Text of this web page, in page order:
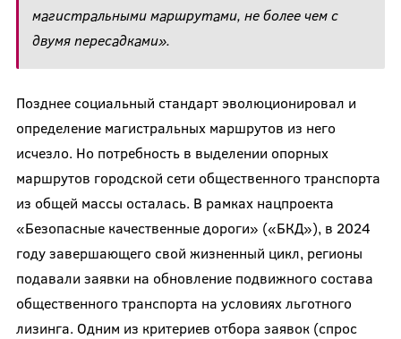
магистральными маршрутами, не более чем с
двумя пересадками».
Позднее социальный стандарт эволюционировал и
определение магистральных маршрутов из него
исчезло. Но потребность в выделении опорных
маршрутов городской сети общественного транспорта
из общей массы осталась. В рамках нацпроекта
«Безопасные качественные дороги» («БКД»), в 2024
году завершающего свой жизненный цикл, регионы
подавали заявки на обновление подвижного состава
общественного транспорта на условиях льготного
лизинга. Одним из критериев отбора заявок (спрос